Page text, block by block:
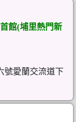
館(埔里熱門新
號愛蘭交流道下